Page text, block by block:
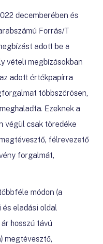
decemberében és
Forrás/T
adott be a
vételi megbízásokban
adott értékpapírra
többszörösen,
Ezeknek a
végül csak töredéke
félrevezető
forgalmát,
módon (a
és eladási oldal
hosszú távú
megtévesztő,